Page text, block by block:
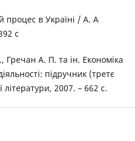
процес в Україні / А. А
с
А. П. та ін. Економіка
підручник (третє
2007. – 662 с.